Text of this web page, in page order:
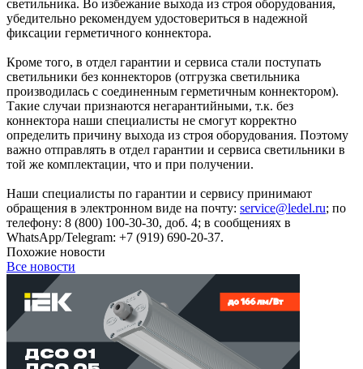
светильника. Во избежание выхода из строя оборудования,
убедительно рекомендуем удостовериться в надежной
фиксации герметичного коннектора.
Кроме того, в отдел гарантии и сервиса стали поступать
светильники без коннекторов (отгрузка светильника
производилась с соединенным герметичным коннектором).
Такие случаи признаются негарантийными, т.к. без
коннектора наши специалисты не смогут корректно
определить причину выхода из строя оборудования. Поэтому
важно отправлять в отдел гарантии и сервиса светильники в
той же комплектации, что и при получении.
Наши специалисты по гарантии и сервису принимают
обращения в электронном виде на почту: service@ledel.ru; по
телефону: 8 (800) 100-30-30, доб. 4; в сообщениях в
WhatsApp/Telegram: +7 (919) 690-20-37.
Похожие новости
Все новости